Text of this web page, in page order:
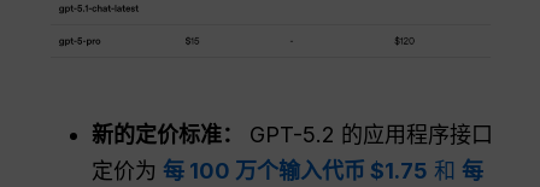
新的定价标准：
GPT-5.2 的应用程序接口
定价为 每 100 万个输入代币 $1.75 和 每